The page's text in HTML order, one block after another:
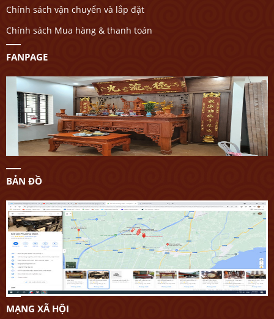
Chính sách vận chuyển và lắp đặt
Chính sách Mua hàng & thanh toán
FANPAGE
BẢN ĐỒ
MẠNG XÃ HỘI